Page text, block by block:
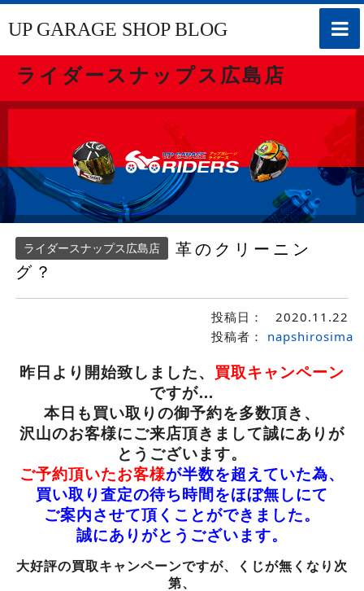
toggle
UP GARAGE SHOP BLOG
ライダースナップス広島店
ライダースナップス広島店
革のクリーニン
グ？
投稿日：
2020.11.22
投稿者：
napshirosima
昨日より開始致しました、 買取キャンペーン
ですが…
本日も買い取りの御予約を多数頂き、
沢山のお客様にご来店頂きまして誠にありが
とうございます。
ご予約頂いたお客様が半数を超えていた為、
買い取り査定の待ち時間をほぼ無しにて
ご案内させて頂くことができました。
誠にありがとうございます。
大好評の買取キャンペーンですが、くじが無くなり次
第、